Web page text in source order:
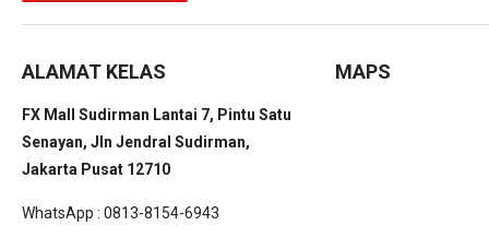
ALAMAT KELAS
FX Mall Sudirman Lantai 7, Pintu Satu
Senayan, Jln Jendral Sudirman,
Jakarta Pusat 12710
WhatsApp : 0813-8154-6943
MAPS